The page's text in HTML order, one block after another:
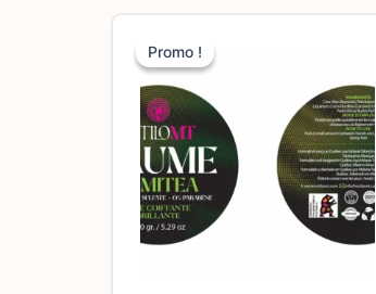
Promo !
Promo !
était :
$19.20.
est :
$9.60.